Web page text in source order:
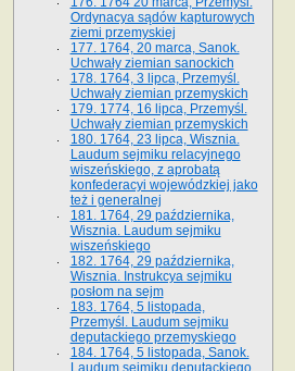
Ordynacya sądów kapturowych
ziemi przemyskiej
177. 1764, 20 marca, Sanok.
Uchwały ziemian sanockich
178. 1764, 3 lipca, Przemyśl.
Uchwały ziemian przemyskich
179. 1774, 16 lipca, Przemyśl.
Uchwały ziemian przemyskich
180. 1764, 23 lipca, Wisznia.
Laudum sejmiku relacyjnego
wiszeńskiego, z aprobatą
konfederacyi wojewódzkiej jako
też i generalnej
181. 1764, 29 października,
Wisznia. Laudum sejmiku
wiszeńskiego
182. 1764, 29 października,
Wisznia. Instrukcya sejmiku
posłom na sejm
183. 1764, 5 listopada,
Przemyśl. Laudum sejmiku
deputackiego przemyskiego
184. 1764, 5 listopada, Sanok.
Laudum sejmiku deputackiego